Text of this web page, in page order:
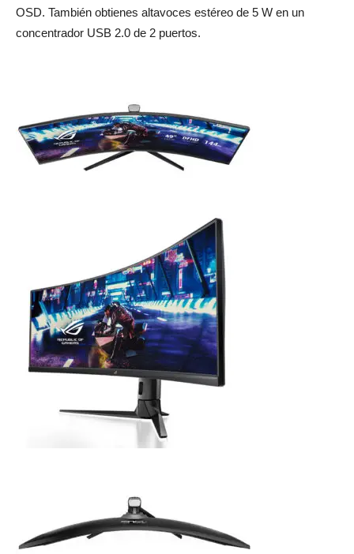
OSD. También obtienes altavoces estéreo de 5 W en un
concentrador USB 2.0 de 2 puertos.